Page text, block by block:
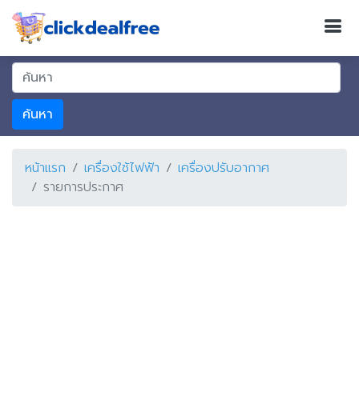
ค้นหา
หน้าแรก เครื่องใช้ไฟฟ้า
เครื่องปรับอากาศ
รายการประกาศ